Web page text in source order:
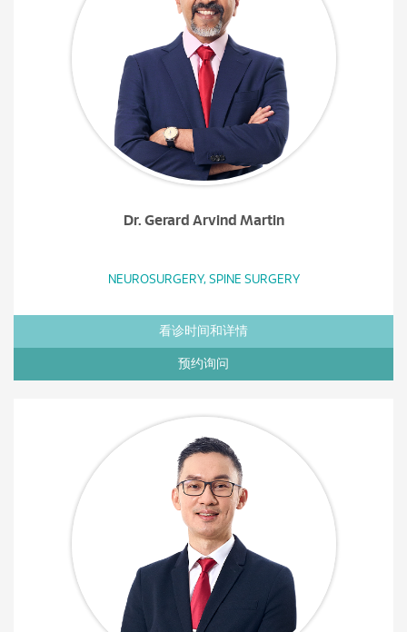
Dr. Gerard Arvind Martin
NEUROSURGERY, SPINE SURGERY
看诊时间和详情
预约询问